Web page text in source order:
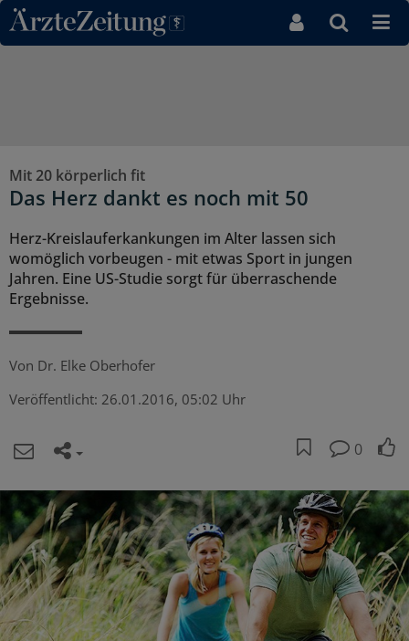
Direkt zum Inhaltsbereich
Mit 20 körperlich fit
Das Herz dankt es noch mit 50
Herz-Kreislauferkankungen im Alter lassen sich
womöglich vorbeugen - mit etwas Sport in jungen
Jahren. Eine US-Studie sorgt für überraschende
Ergebnisse.
Von Dr. Elke Oberhofer
Veröffentlicht: 26.01.2016, 05:02 Uhr
0